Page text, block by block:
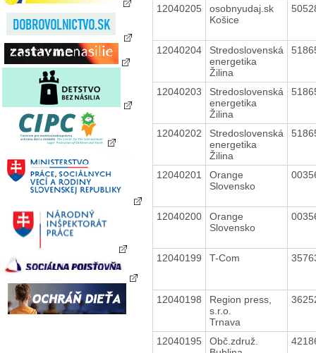
12040205
osobnyudaj.sk
Košice
12040204
Stredoslovenská
energetika
Žilina
12040203
Stredoslovenská
energetika
Žilina
12040202
Stredoslovenská
energetika
Žilina
12040201
Orange
Slovensko
12040200
Orange
Slovensko
12040199 T-Com
12040198
Region press,
s.r.o.
Trnava
12040195
Obč.združ.